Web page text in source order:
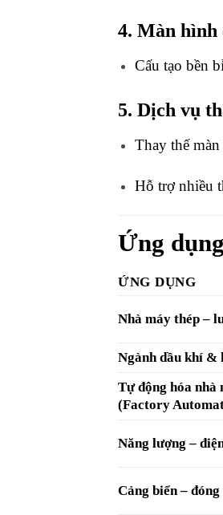
4. Màn hình
Cấu tạo bền
5. Dịch vụ
Thay thế
Hỗ trợ nhiều
Ứng
ỨNG DỤNG
Nhà máy thép –
Ngành dầu khí &
Tự động hóa nhà
(Factory
Năng lượng –
Cảng biển –